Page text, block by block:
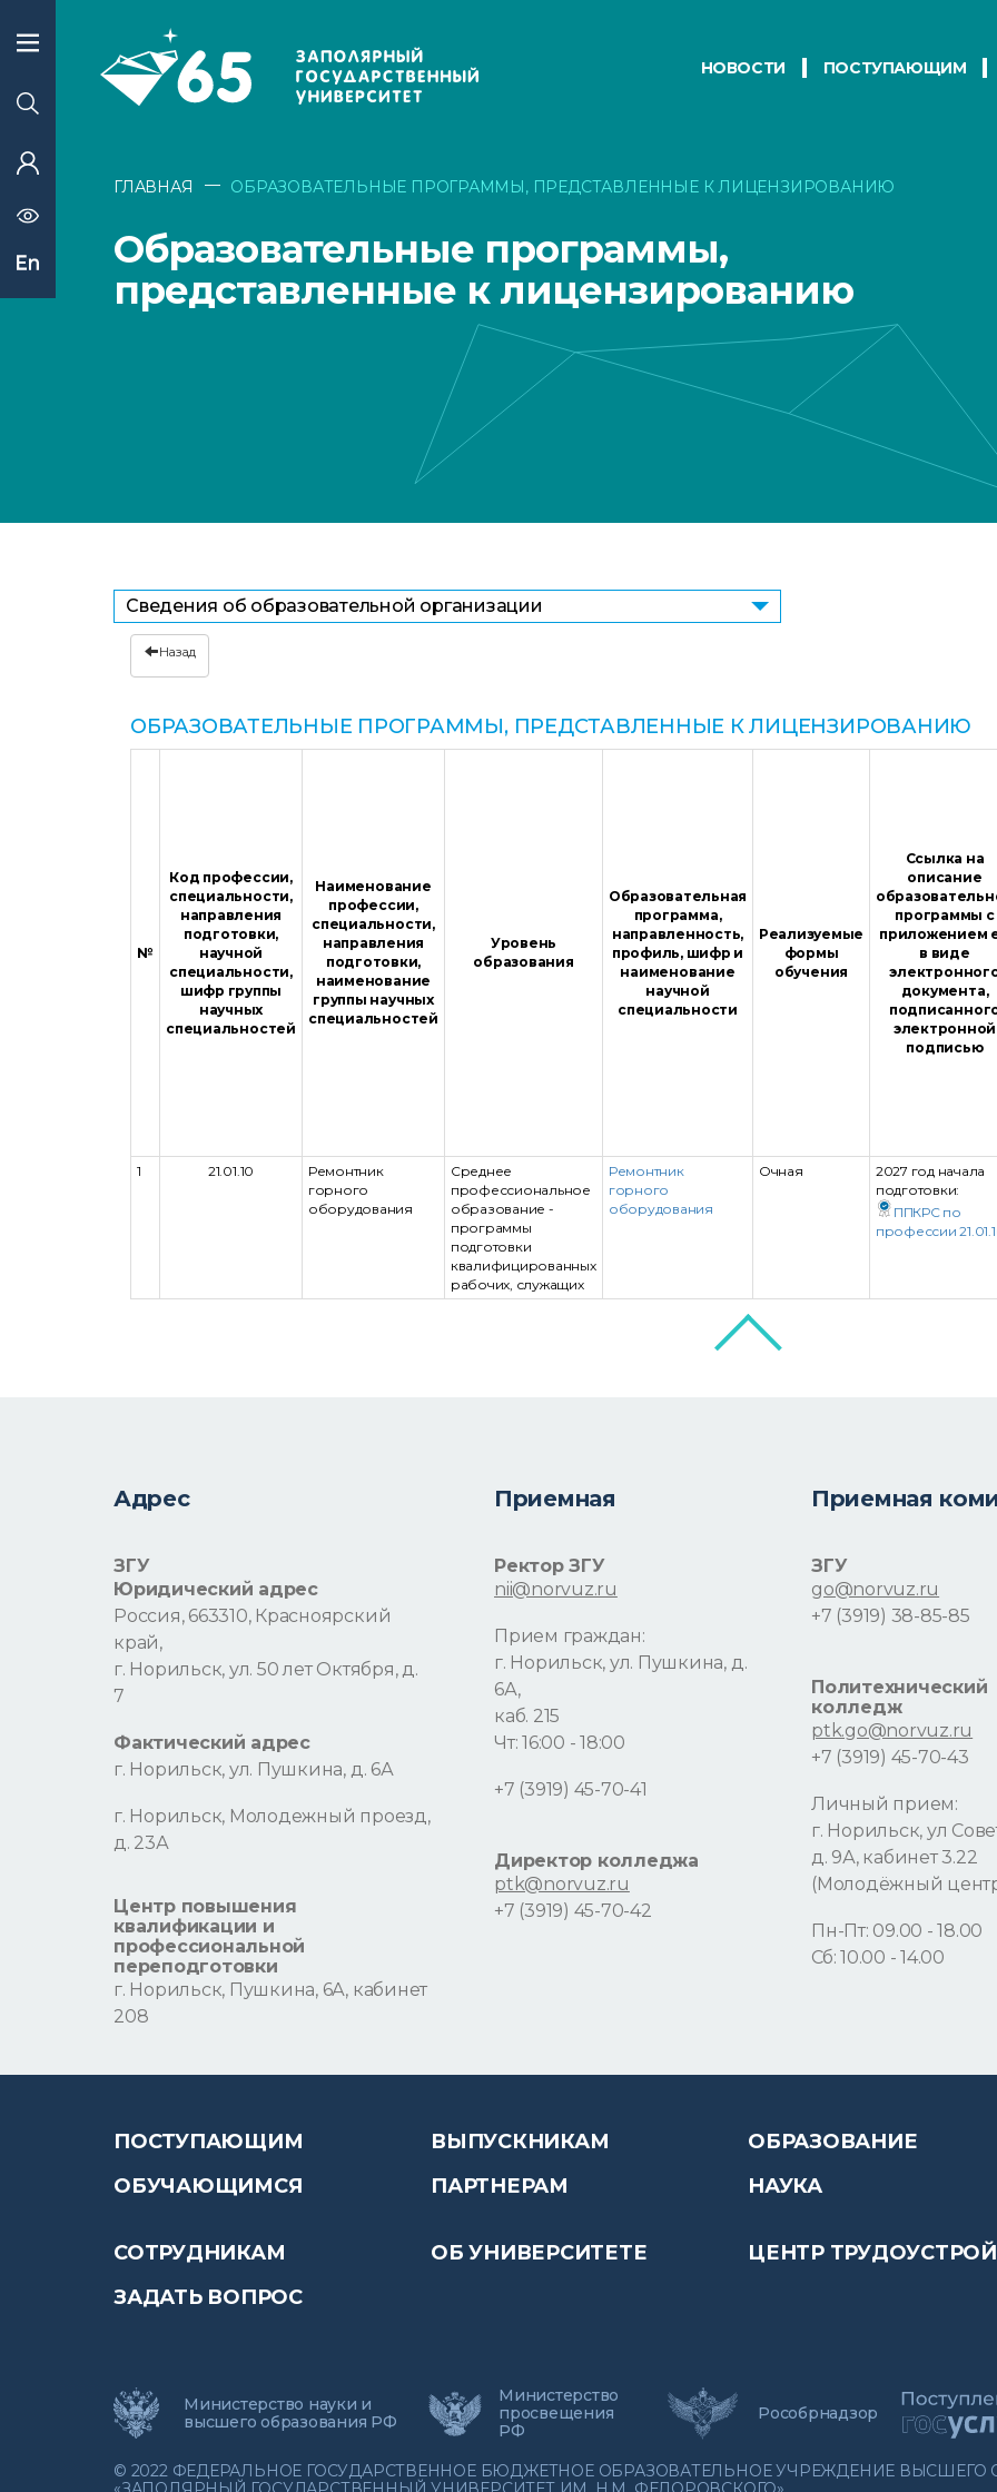
НОВОСТИ ПОСТУПАЮЩИМ
ГЛАВНАЯ — ОБРАЗОВАТЕЛЬНЫЕ ПРОГРАММЫ, ПРЕДСТАВЛЕННЫЕ К ЛИЦЕНЗИРОВАНИЮ
Образовательные программы,
представленные к лицензированию
Сведения об образовательной организации
Назад
ОБРАЗОВАТЕЛЬНЫЕ ПРОГРАММЫ, ПРЕДСТАВЛЕННЫЕ К ЛИЦЕНЗИРОВАНИЮ
№
Код профессии,
специальности,
направления
подготовки,
научной
специальности,
шифр группы
научных
специальностей
Наименование
профессии,
специальности,
направления
подготовки,
наименование
группы научных
специальностей
Уровень
образования
Образовательная
программа,
направленность,
профиль, шифр и
наименование
научной
специальности
Реализуемые
формы
обучения
Ссылка на
описание
программы с
приложением
в виде
документа,
электронной
подписью
1 21.01.10
Ремонтник
горного
оборудования
Среднее
профессиональное
образование -
программы
подготовки
квалифицированных
рабочих, служащих
Ремонтник
горного
оборудования
Очная
2027 год начала
подготовки:
ППКРС по
профессии
Адрес
ЗГУ
Юридический адрес
Россия, 663310, Красноярский
край,
г. Норильск, ул. 50 лет Октября, д.
7
Фактический адрес
г. Норильск, ул. Пушкина, д. 6А
г. Норильск, Молодежный проезд,
д. 23А
Центр повышения
квалификации и
профессиональной
переподготовки
г. Норильск, Пушкина, 6А, кабинет
208
Приемная
Ректор ЗГУ
nii@norvuz.ru
Прием граждан:
г. Норильск, ул. Пушкина, д.
6А,
каб. 215
Чт: 16:00 - 18:00
+7 (3919) 45-70-41
Директор колледжа
ptk@norvuz.ru
+7 (3919) 45-70-42
Приемная
ЗГУ
go@norvuz.ru
+7 (3919) 38-85-85
Политехнический
колледж
ptk.go@norvuz.ru
+7 (3919) 45-70-43
Личный прием:
г. Норильск, ул
д. 9А, кабинет 3.22
(Молодёжный
Пн-Пт: 09.00 - 18.00
Сб: 10.00 - 14.00
ПОСТУПАЮЩИМ ВЫПУСКНИКАМ ОБРАЗОВАНИЕ
ОБУЧАЮЩИМСЯ
ПАРТНЕРАМ НАУКА
СОТРУДНИКАМ
ОБ УНИВЕРСИТЕТЕ ЦЕНТР
ЗАДАТЬ ВОПРОС
Министерство науки и
высшего образования РФ
Министерство
просвещения
РФ
Рособрнадзор
© 2022 ФЕДЕРАЛЬНОЕ ГОСУДАРСТВЕННОЕ БЮДЖЕТНОЕ ОБРАЗОВАТЕЛЬНОЕ УЧРЕЖДЕНИЕ ВЫСШЕГО